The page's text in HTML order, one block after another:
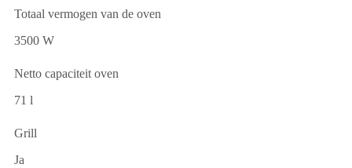
Totaal vermogen van de oven
3500 W
Netto capaciteit oven
71 l
Grill
Ja